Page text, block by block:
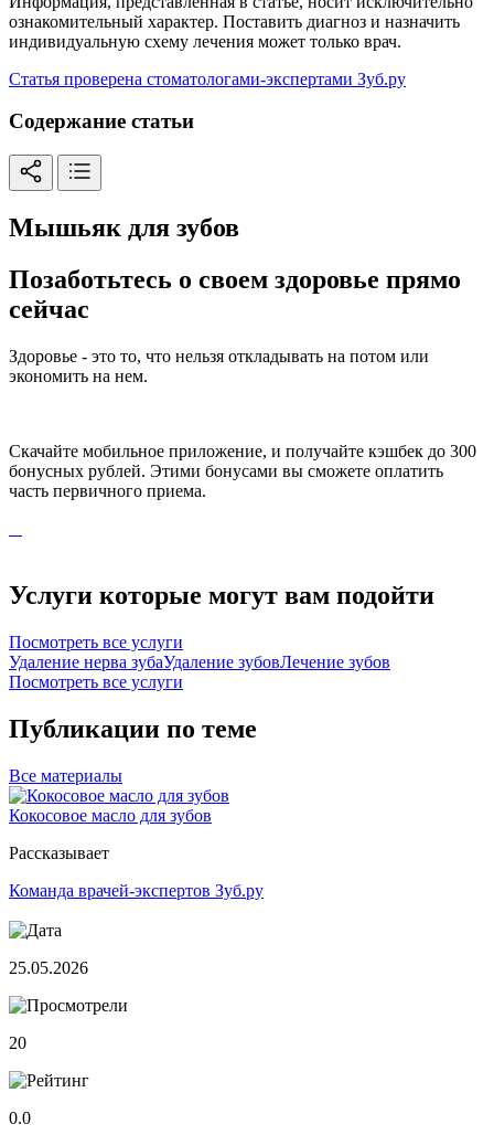
ознакомительный характер. Поставить диагноз и назначить
индивидуальную схему лечения может только врач.
Статья проверена стоматологами-экспертами Зуб.ру
Содержание статьи
Мышьяк для зубов
Позаботьтесь о своем здоровье прямо
сейчас
Здоровье - это то, что нельзя откладывать на потом или
экономить на нем.
Скачайте мобильное приложение, и получайте кэшбек до 300
бонусных рублей. Этими бонусами вы сможете оплатить
часть первичного приема.
Услуги которые могут вам подойти
Посмотреть все услуги
Удаление нерва зубаУдаление зубовЛечение зубов
Посмотреть все услуги
Публикации по теме
Все материалы
Кокосовое масло для зубов
Рассказывает
Команда врачей-экспертов Зуб.ру
25.05.2026
20
0.0